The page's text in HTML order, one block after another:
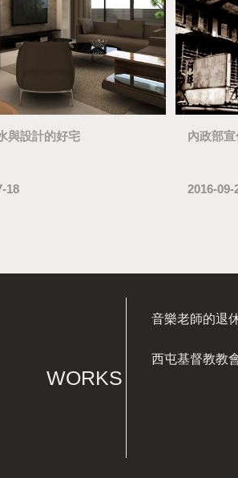
與設計的好宅
18
內政部
2016-09-
WORKS
音樂老師的退
西屯基督教教